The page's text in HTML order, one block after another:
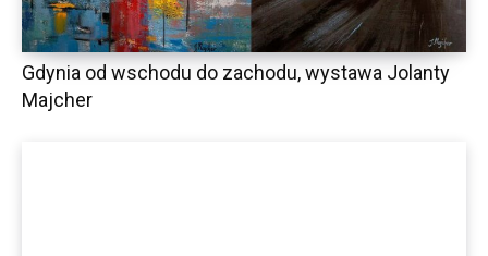
Gdynia od wschodu do zachodu, wystawa Jolanty
Majcher